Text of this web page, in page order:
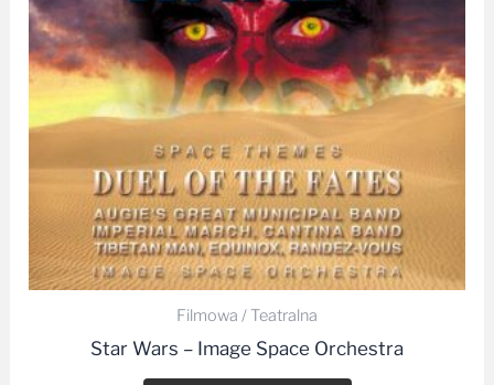
Filmowa / Teatralna
Star Wars – Image Space Orchestra